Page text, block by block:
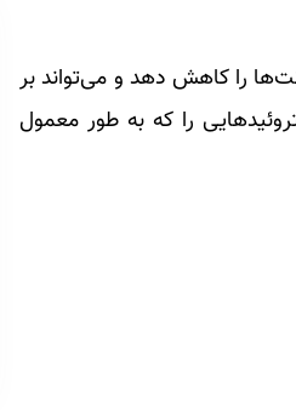
را کاهش دهد و می‌تواند بر
را که به طور معمول